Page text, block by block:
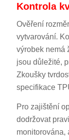
Kontrola
Ověření
vytvarování.
výrobek nemá
jsou důležité,
Zkoušky
specifikace
Pro zajištění
dodržovat
monitorována,